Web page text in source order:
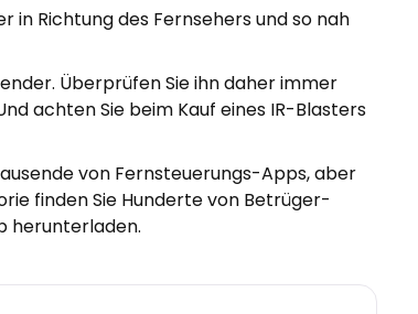
in Richtung des Fernsehers und so nah
Überprüfen Sie ihn daher immer
achten Sie beim Kauf eines IR-Blasters
von Fernsteuerungs-Apps, aber
finden Sie Hunderte von Betrüger-
herunterladen.